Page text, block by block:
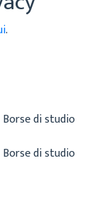
.
di studio
di studio